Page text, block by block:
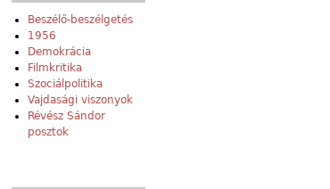
Beszélő-beszélgetés
1956
Demokrácia
Filmkritika
Szociálpolitika
Vajdasági viszonyok
Révész Sándor
posztok